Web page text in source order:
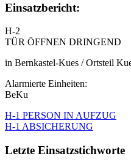
Einsatzbericht:
H-2
TÜR ÖFFNEN DRINGEND
in Bernkastel-Kues / Ortsteil
Alarmierte Einheiten:
BeKu
H-1 PERSON IN AUFZUG
H-1 ABSICHERUNG
Letzte Einsatzstichworte